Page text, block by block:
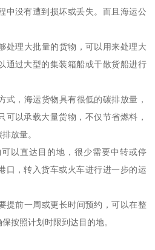
中没有遭到损坏或丢失。而且海运公
处理大批量的货物，可以用来处理大
通过大型的集装箱船或干散货船进行
式，海运货物具有很低的碳排放量，
可以承载大量货物，不仅节省燃料，
放量。
以直达目的地，很少需要中转或停
口，转入货车或火车进行进一步的运
提前一周或更长时间预约，可以在整
按照计划时限到达目的地。